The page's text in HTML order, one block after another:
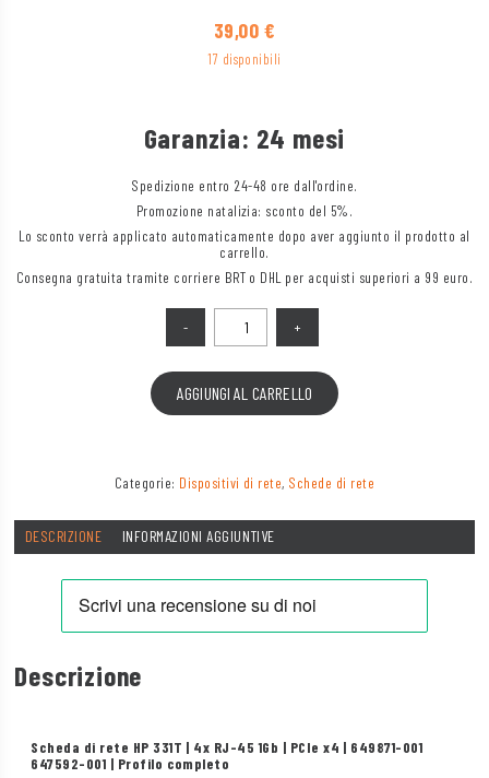
39,00 €
17 disponibili
Garanzia: 24 mesi
Spedizione entro 24-48 ore dall'ordine.
Promozione natalizia: sconto del 5%.
Lo sconto verrà applicato automaticamente dopo aver aggiunto il prodotto al
carrello.
Consegna gratuita tramite corriere BRT o DHL per acquisti superiori a 99 euro.
AGGIUNGI AL CARRELLO
Categorie: Dispositivi di rete, Schede di rete
DESCRIZIONE INFORMAZIONI AGGIUNTIVE
Descrizione
Scheda di rete HP 331T | 4x RJ-45 1Gb | PCIe x4 | 649871-001
647592-001 | Profilo completo